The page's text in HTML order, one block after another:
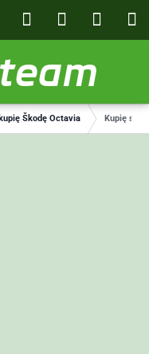
Škodę Octavia Kupię